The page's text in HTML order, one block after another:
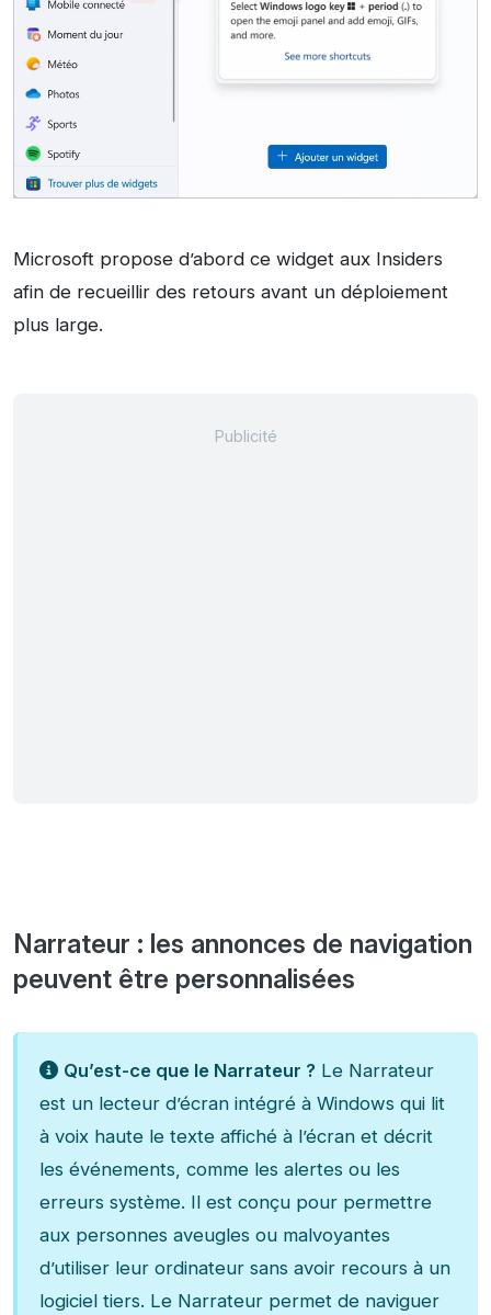
Microsoft propose d’abord ce widget aux Insiders
afin de recueillir des retours avant un déploiement
plus large.
Narrateur : les annonces de navigation
peuvent être personnalisées
Qu’est-ce que le Narrateur ? Le Narrateur
est un lecteur d’écran intégré à Windows qui lit
à voix haute le texte affiché à l’écran et décrit
les événements, comme les alertes ou les
erreurs système. Il est conçu pour permettre
aux personnes aveugles ou malvoyantes
d’utiliser leur ordinateur sans avoir recours à un
logiciel tiers. Le Narrateur permet de naviguer